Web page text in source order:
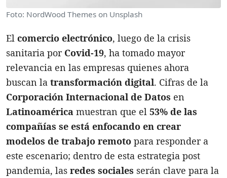
Foto: NordWood Themes on Unsplash
El comercio electrónico, luego de la crisis
sanitaria por Covid-19, ha tomado mayor
relevancia en las empresas quienes ahora
buscan la transformación digital. Cifras de la
Corporación Internacional de Datos en
Latinoamérica muestran que el 53% de las
compañías se está enfocando en crear
modelos de trabajo remoto para responder a
este escenario; dentro de esta estrategia post
pandemia, las redes sociales serán clave para la